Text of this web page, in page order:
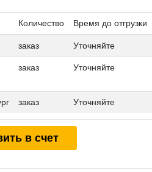
Количество Время до отгрузки
заказ Уточняйте
заказ Уточняйте
заказ Уточняйте
в счет